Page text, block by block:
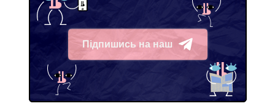
Підпишись на наш
Telegram